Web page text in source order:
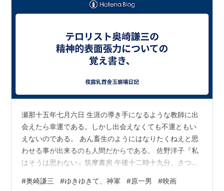
瀬那十五年七月六日 生涯の導き手になるような教師に出
会えたら幸運である。しかし出会えなくても不運ともい
えないのである。 あん畜生のようにはなりたくねえと思
わせる事が出来るのも人間だからである。 佐野洋子『私
はそうは思わない』筑摩書房 午後十二時十九分。さつい
シングだったのだけど習慣の女神がオイラにPCを開かせ
#奥崎謙三 #ゆきゆきて、神軍 #原一男 #映画